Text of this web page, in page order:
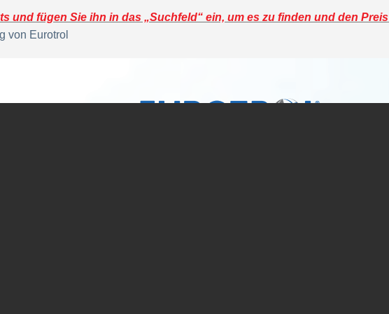
und fügen Sie ihn in das „Suchfeld“ ein, um es zu finden und den
von Eurotrol